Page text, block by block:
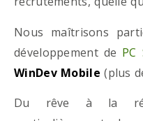
Nous maîtrisons
développement de PC
WinDev Mobile (plus
Du rêve à la